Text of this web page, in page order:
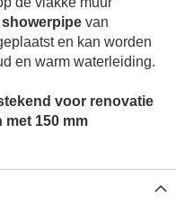
showerpipe van
en kan worden
en warm waterleiding.
voor renovatie
150 mm